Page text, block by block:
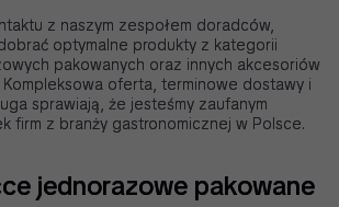
z naszym zespołem doradców,
optymalne produkty z kategorii
pakowanych oraz innych akcesoriów
oferta, terminowe dostawy i
sprawiają, że jesteśmy zaufanym
firm z branży gastronomicznej w Polsce.
jednorazowe pakowane